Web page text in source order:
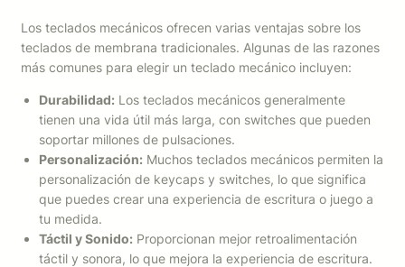
Los teclados mecánicos ofrecen varias ventajas sobre los
teclados de membrana tradicionales. Algunas de las razones
más comunes para elegir un teclado mecánico incluyen:
Durabilidad: Los teclados mecánicos generalmente
tienen una vida útil más larga, con switches que pueden
soportar millones de pulsaciones.
Personalización: Muchos teclados mecánicos permiten la
personalización de keycaps y switches, lo que significa
que puedes crear una experiencia de escritura o juego a
tu medida.
Táctil y Sonido: Proporcionan mejor retroalimentación
táctil y sonora, lo que mejora la experiencia de escritura.